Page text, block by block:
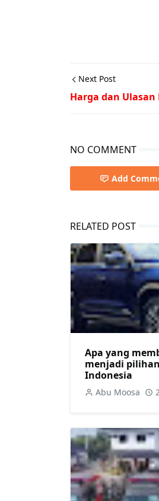
Next Post
Harga dan Ulasan
NO COMMENT
Add
RELATED POST
Apa yang
menjadi
Indonesia
Abu Moosa